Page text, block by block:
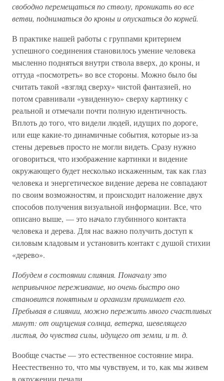
свободно перемещаться по стволу, проникать во все
ветви, подниматься до кроны и опускаться до корней.
В практике нашей работы с группами критерием
успешного соединения становилось умение человека
мысленно подняться внутри ствола вверх, до кроны, и
оттуда «посмотреть» во все стороны. Можно было бы
считать такой «взгляд сверху» чистой фантазией, но
потом сравнивали «увиденную» сверху картинку с
реальной и отмечали почти полную идентичность.
Вплоть до того, что видели людей, идущих по дороге,
или еще какие-то динамичные события, которые из-за
стены деревьев просто не могли видеть. Сразу нужно
оговориться, что изображение картинки и видение
окружающего будет несколько искаженным, так как глаз
человека и энергетическое видение дерева не совпадают
по своим возможностям, и происходит наложение двух
способов получения визуальной информации. Все, что
описано выше, — это начало глубинного контакта
человека и дерева. Для нас важно получить доступ к
силовым кладовым и установить контакт с душой стихии
«дерево».
Побудем в состоянии слияния. Поначалу это
непривычное переживание, но очень быстро оно
становится понятным и организм принимает его.
Пребывая в слиянии, можно пережить много счастливых
минут: от ощущения солнца, ветерка, шевелящего
листья, до чувства силы, идущего от земли, и т. д.
Вообще счастье — это естественное состояние мира.
Неестественно то, что мы чувствуем, и то, как мы живем
в окружении печали.